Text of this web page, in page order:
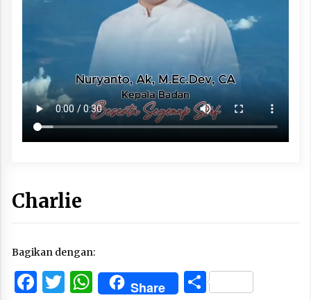
Charlie
Bagikan dengan:
Facebook
Twitter
WhatsApp
Share Share